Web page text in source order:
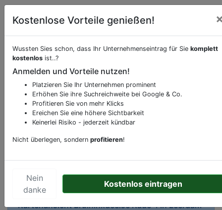
Beschreibung & Services vonSport- und
Fitnesscenter
Sie möchten eine Beschreibung, Dienstleistung
oder andere relevante Informationen hinzufügen?
Klicken Sie bittehierum uns zu kontaktieren.
Gerne erweitern wir Ihren Firmeneintrag um
Ihr Unternehmen anbietet und womit Sie sich von
Ihren Wettbewerbern abheben.
KartenansichtBruininxdeelse Kade 4inLeerdam
Kostenlose Vorteile genießen!
Wussten Sies schon, dass Ihr Unternehmenseintrag für Sie komplett
kostenlos ist..?
Anmelden und Vorteile nutzen!
Platzieren Sie Ihr Unternehmen prominent
Erhöhen Sie ihre Suchreichweite bei Google & Co.
Profitieren Sie von mehr Klicks
Ereichen Sie eine höhere Sichtbarkeit
Keinerlei Risiko - jederzeit kündbar
Nicht überlegen, sondern profitieren!
Nein
danke
Kostenlos eintragen